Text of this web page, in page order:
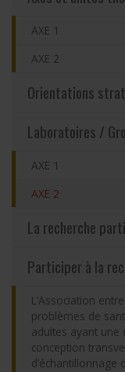
Emplois et stages
Espace membre
AXE 1
AXE 2
Orientations
Laboratoires /
AXE 1
AXE 2
La recherche
Participer à la
L’Association
problèmes de
adultes ayant une
conception
d’échantillonnage